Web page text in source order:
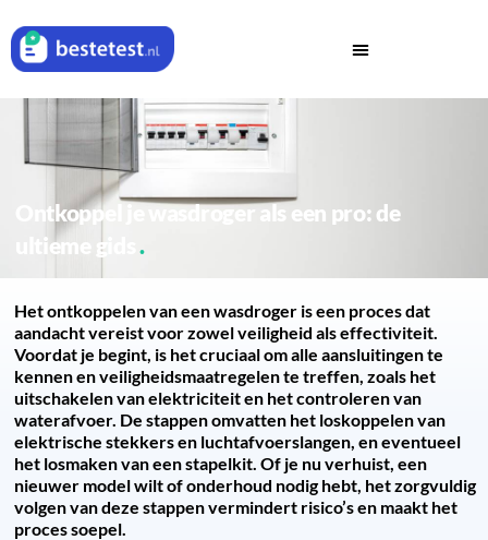
ultieme gids
Het ontkoppelen van een wasdroger is een proces dat
aandacht vereist voor zowel veiligheid als effectiviteit.
Voordat je begint, is het cruciaal om alle aansluitingen te
kennen en veiligheidsmaatregelen te treffen, zoals het
uitschakelen van elektriciteit en het controleren van
waterafvoer. De stappen omvatten het loskoppelen van
elektrische stekkers en luchtafvoerslangen, en eventueel
het losmaken van een stapelkit. Of je nu verhuist, een
nieuwer model wilt of onderhoud nodig hebt, het zorgvuldig
volgen van deze stappen vermindert risico’s en maakt het
proces soepel.